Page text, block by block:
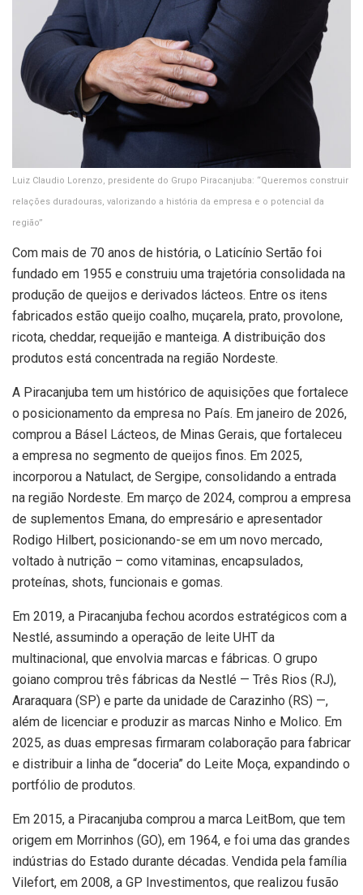
Luiz Claudio Lorenzo, presidente do Grupo Piracanjuba: “Queremos construir
relações duradouras, valorizando a história da empresa e o potencial da
região”
Com mais de 70 anos de história, o Laticínio Sertão foi
fundado em 1955 e construiu uma trajetória consolidada na
produção de queijos e derivados lácteos. Entre os itens
fabricados estão queijo coalho, muçarela, prato, provolone,
ricota, cheddar, requeijão e manteiga. A distribuição dos
produtos está concentrada na região Nordeste.
A Piracanjuba tem um histórico de aquisições que fortalece
o posicionamento da empresa no País. Em janeiro de 2026,
comprou a Básel Lácteos, de Minas Gerais, que fortaleceu
a empresa no segmento de queijos finos. Em 2025,
incorporou a Natulact, de Sergipe, consolidando a entrada
na região Nordeste. Em março de 2024, comprou a empresa
de suplementos Emana, do empresário e apresentador
Rodigo Hilbert, posicionando-se em um novo mercado,
voltado à nutrição – como vitaminas, encapsulados,
proteínas, shots, funcionais e gomas.
Em 2019, a Piracanjuba fechou acordos estratégicos com a
Nestlé, assumindo a operação de leite UHT da
multinacional, que envolvia marcas e fábricas. O grupo
goiano comprou três fábricas da Nestlé — Três Rios (RJ),
Araraquara (SP) e parte da unidade de Carazinho (RS) —,
além de licenciar e produzir as marcas Ninho e Molico. Em
2025, as duas empresas firmaram colaboração para fabricar
e distribuir a linha de “doceria” do Leite Moça, expandindo o
portfólio de produtos.
Em 2015, a Piracanjuba comprou a marca LeitBom, que tem
origem em Morrinhos (GO), em 1964, e foi uma das grandes
indústrias do Estado durante décadas. Vendida pela família
Vilefort, em 2008, a GP Investimentos, que realizou fusão